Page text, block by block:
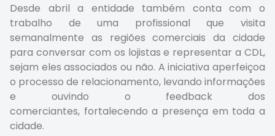
Desde abril a entidade também conta com o
trabalho de uma profissional que visita
semanalmente as regiões comerciais da cidade
para conversar com os lojistas e representar a CDL,
sejam eles associados ou não. A iniciativa aperfeiçoa
o processo de relacionamento, levando informações
e ouvindo o feedback dos
comerciantes, fortalecendo a presença em toda a
cidade.